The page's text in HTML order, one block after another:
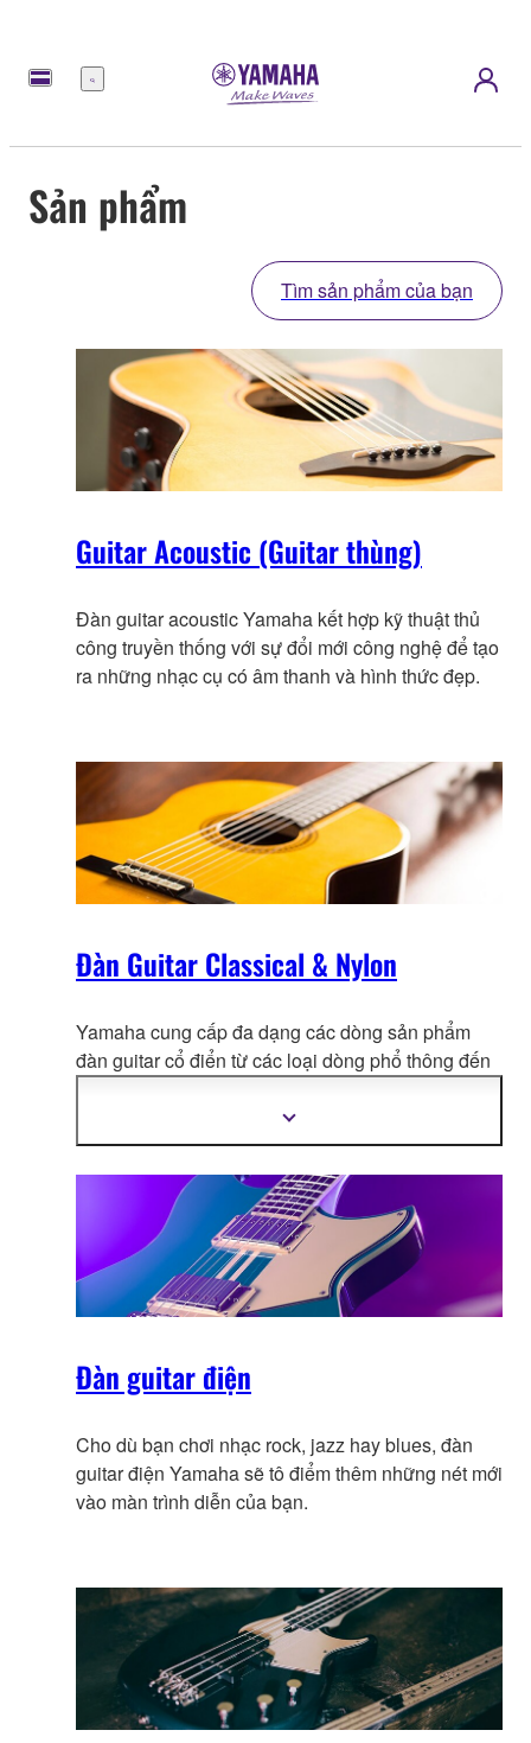
Menu
Sản phẩm
Tìm sản phẩm của bạn
Guitar Acoustic (Guitar thùng)
Đàn guitar acoustic Yamaha kết hợp kỹ thuật thủ
công truyền thống với sự đổi mới công nghệ để tạo
ra những nhạc cụ có âm thanh và hình thức đẹp.
Đàn Guitar Classical & Nylon
Yamaha cung cấp đa dạng các dòng sản phẩm
đàn guitar cổ điển từ các loại dòng phổ thông đến
liệu tinh xảo nhất- các loại đàn guitar này sẽ làm
toát lên sắc thái riêng của bạn.
Hiển
thông
tin
Đàn guitar điện
Cho dù bạn chơi nhạc rock, jazz hay blues, đàn
guitar điện Yamaha sẽ tô điểm thêm những nét mới
vào màn trình diễn của bạn.